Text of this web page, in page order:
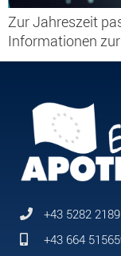
Zur Jahreszeit
Informationen
+43 5282 2189
+43 664